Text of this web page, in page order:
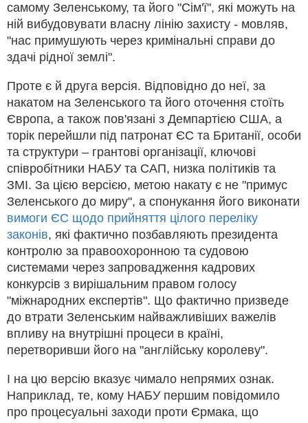
самому Зеленському, та його "Сім'ї", які можуть на
ній вибудовувати власну лінію захисту - мовляв,
"нас примушують через кримінальні справи до
здачі рідної землі".
Проте є й друга версія. Відповідно до неї, за
накатом на Зеленського та його оточення стоїть
Європа, а також пов'язані з Демпартією США, а
торік перейшли під патронат ЄС та Британії, особи
та структури – грантові організації, ключові
співробітники НАБУ та САП, низка політиків та
ЗМІ. За цією версією, метою накату є не "примус
Зеленського до миру", а спонукання його виконати
вимоги ЄС щодо прийняття цілого переліку
законів, які фактично позбавляють президента
контролю за правоохоронною та судовою
системами через запровадження кадрових
конкурсів з вирішальним правом голосу
"міжнародних експертів". Що фактично призведе
до втрати Зеленським найважливіших важелів
впливу на внутрішні процеси в країні,
перетворивши його на "англійську королеву".
І на цю версію вказує чимало непрямих ознак.
Наприклад, те, кому НАБУ першим повідомило
про процесуальні заходи проти Єрмака, що